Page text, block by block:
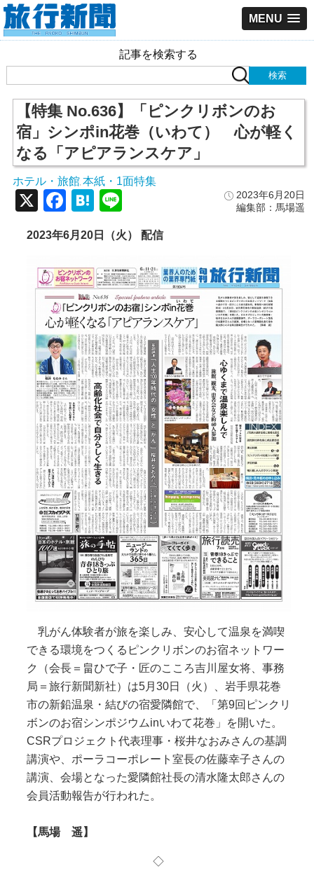
MENU
記事を検索する
【特集 No.636】「ピンクリボンのお
宿」シンポin花巻（いわて） 心が軽く
なる「アピアランスケア」
ホテル・旅館 本紙・1面特集
2023年6月20日
編集部：馬場遥
X Facebook
Hatena
2023年6月20日（火） 配信
乳がん体験者が旅を楽しみ、安心して温泉を満喫
できる環境をつくるピンクリボンのお宿ネットワー
ク（会長＝畠ひで子・匠のこころ吉川屋女将、事務
局＝旅行新聞新社）は5月30日（火）、岩手県花巻
市の新鉛温泉・結びの宿愛隣館で、「第9回ピンクリ
ボンのお宿シンポジウムinいわて花巻」を開いた。
CSRプロジェクト代表理事・桜井なおみさんの基調
講演や、ポーラコーポレート室長の佐藤幸子さんの
講演、会場となった愛隣館社長の清水隆太郎さんの
会員活動報告が行われた。
【馬場 遥】
◇